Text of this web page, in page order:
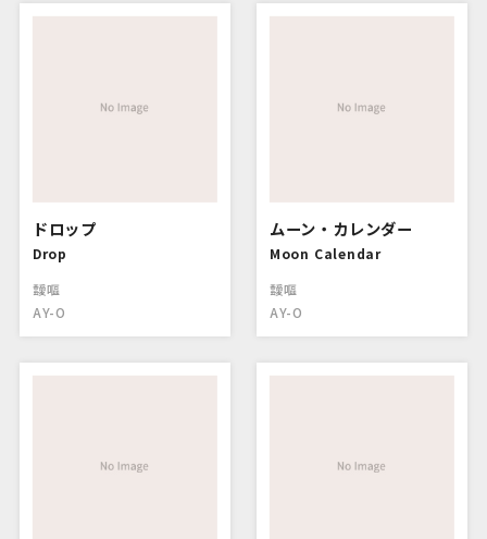
ドロップ
Drop
靉嘔
AY-O
ムーン・カレンダー
Moon Calendar
靉嘔
AY-O